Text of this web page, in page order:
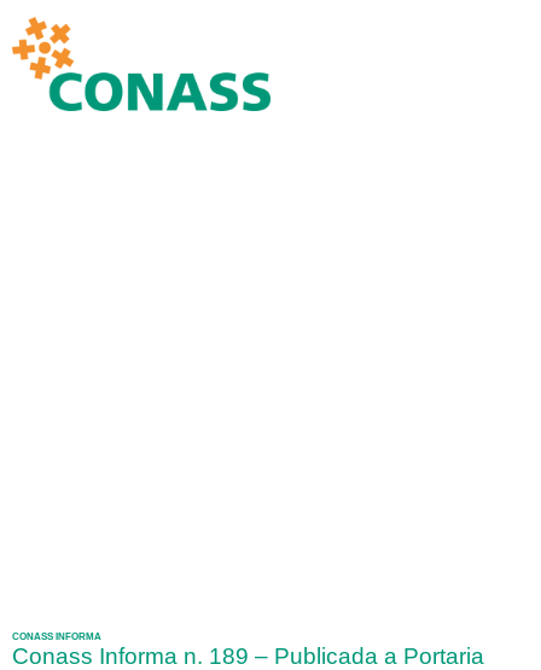
CONASS INFORMA
Conass Informa n. 189 – Publicada a Portaria